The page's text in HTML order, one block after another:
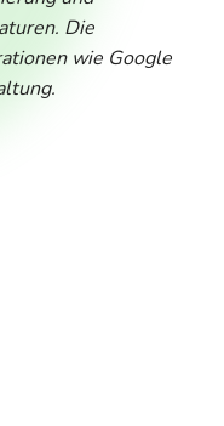
Die
wie Google